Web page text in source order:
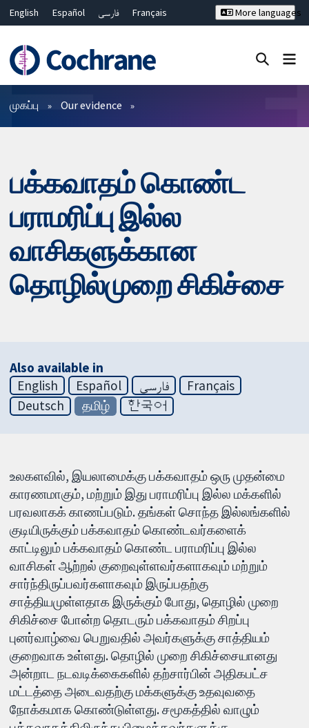
English Español فارسی
Français
Bahasa Malaysia
ไทย
繁體中文
简体中文
More languages
வடிகட்டிகள்
முகப்பு Our evidence
பக்கவாதம் கொண்ட
பராமரிப்பு இல்ல
வாசிகளுக்கான
தொழில்முறை சிகிச்சை
Also available in
English
Español فارسی
Français
Deutsch
தமிழ் 한국어
உலகளவில், இயலாமைக்கு பக்கவாதம் ஒரு முதன்மை
காரணமாகும், மற்றும் இது பராமரிப்பு இல்ல மக்களில்
பரவலாகக் காணப்படும். தங்கள் சொந்த இல்லங்களில்
குடியிருக்கும் பக்கவாதம் கொண்டவர்களைக்
காட்டிலும் பக்கவாதம் கொண்ட பராமரிப்பு இல்ல
வாசிகள் ஆற்றல் குறைவுள்ளவர்களாகவும் மற்றும்
சார்ந்திருப்பவர்களாகவும் இருப்பதற்கு
சாத்தியமுள்ளதாக இருக்கும் போது, தொழில் முறை
சிகிச்சை போன்ற தொடரும் பக்கவாதம் சிறப்பு
புனர்வாழ்வை பெறுவதில் அவர்களுக்கு சாத்தியம்
குறைவாக உள்ளது. தொழில் முறை சிகிச்சையானது
அன்றாட நடவடிக்கைகளில் தற்சார்பின் அதிகபட்ச
மட்டத்தை அடைவதற்கு மக்களுக்கு உதவுவதை
நோக்கமாக கொண்டுள்ளது. சமூகத்தில் வாழும்